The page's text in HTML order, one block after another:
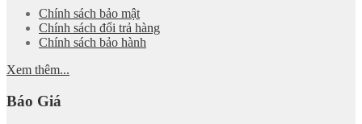
Chính sách bảo mật
Chính sách đổi trả hàng
Chính sách bảo hành
Xem thêm...
Báo Giá